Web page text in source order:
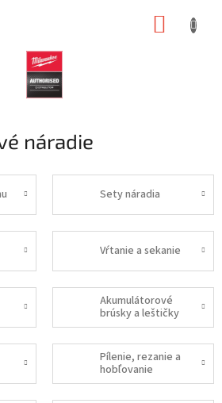
náradie
Sety náradia
Vŕtanie a sekanie
Akumulátorové
brúsky a leštičky
Pílenie, rezanie a
hobľovanie